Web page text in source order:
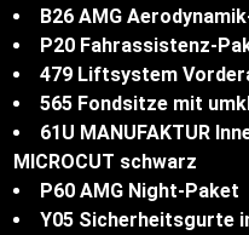
B26 AMG
P20 Fahrassistenz-
479 Liftsystem
565 Fondsitze mit
61U MANUFAKTUR
MICROCUT schwarz
P60 AMG Night-Paket
Y05 Sicherheitsgurte